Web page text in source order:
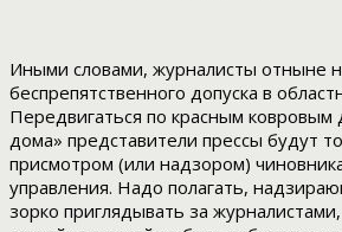
Иными словами, журналисты отныне
беспрепятственного допуска в
Передвигаться по красным ковровым
дома» представители прессы будут
присмотром (или надзором)
управления. Надо полагать,
зорко приглядывать за